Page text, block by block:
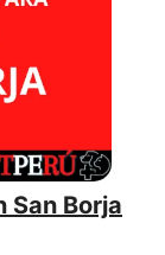
San Borja